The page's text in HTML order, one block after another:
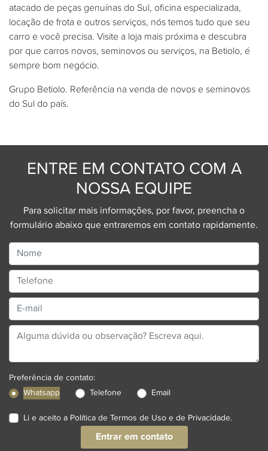
atacado de peças genuínas do Sul, oficina especializada,
locação de frota e outros serviços, nós temos tudo que seu
carro e você precisa. Visite a loja mais próxima e descubra
por que carros novos, seminovos ou serviços, na Betiolo, é
sempre bom negócio.
Grupo Betiolo. Referência na venda de novos e seminovos
do Sul do país.
ENTRE EM CONTATO COM A
NOSSA EQUIPE
Para solicitar mais informações, por favor, preencha o
formulário abaixo que entraremos em contato rapidamente.
Preferência de contato:
Whatsapp
Telefone Email
Li e aceito a Política de Termos de Uso e de Privacidade.
Entrar em contato